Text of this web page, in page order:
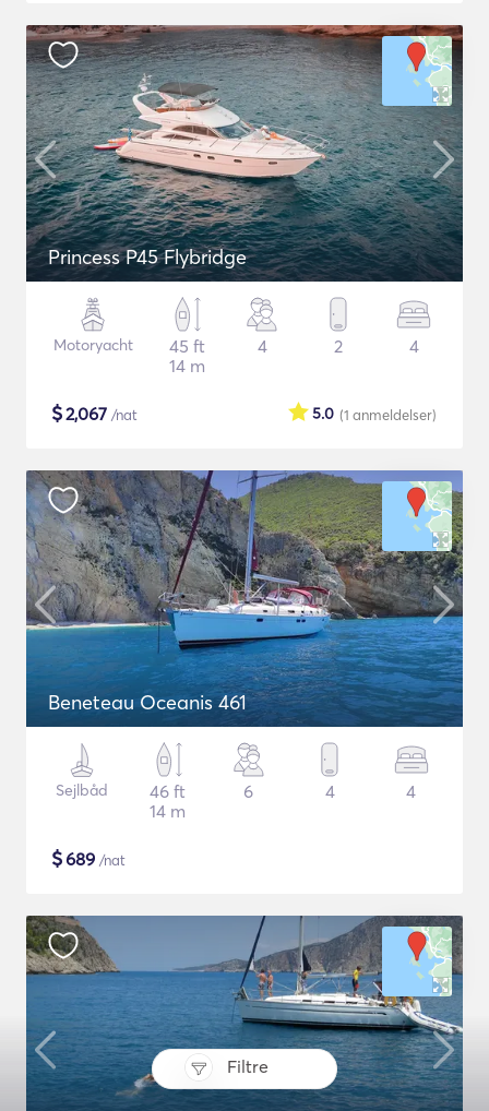
Filtre
Princess P45 Flybridge
Motoryacht
45 ft
14 m
4 2 4
$2,067 /nat (1 anmeldelser)
5.0
Beneteau Oceanis 461
Sejlbåd
46 ft
14 m
6 4 4
$689 /nat